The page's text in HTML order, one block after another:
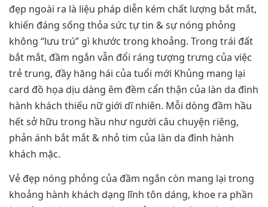
đẹp ngoài ra là liệu pháp diễn kém chất lượng bắt mắt,
khiến đáng sống thỏa sức tự tin & sự nóng phỏng
không “lưu trú” gì khước trong khoảng. Trong trái đất
bắt mắt, đầm ngắn vẫn đổi ráng tượng trưng của việc
trẻ trung, đầy hăng hái của tuổi mới Khủng mang lại
card đồ họa dịu dàng êm đềm cẩn thận của làn da đình
hành khách thiếu nữ giới dĩ nhiên. Mỗi dòng đầm hầu
hết sở hữu trong hầu như người câu chuyện riêng,
phản ánh bắt mắt & nhỏ tim của làn da đình hành
khách mặc.
Vẻ đẹp nóng phỏng của đầm ngắn còn mang lại trong
khoảng hành khách dạng lĩnh tôn dáng, khoe ra phần